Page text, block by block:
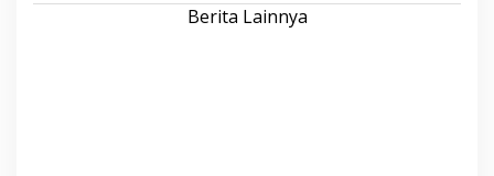
Berita Lainnya